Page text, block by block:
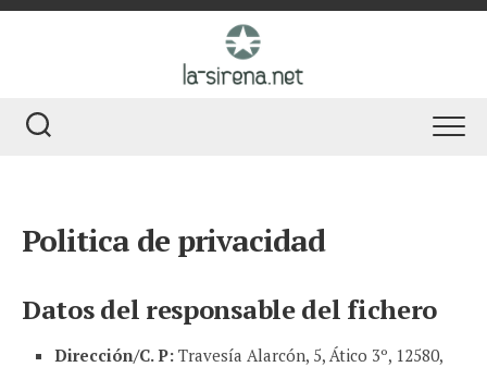
Skip
Politica de privacidad
Datos del responsable del fichero
Dirección/C. P: Travesía Alarcón, 5, Ático 3º, 12580,